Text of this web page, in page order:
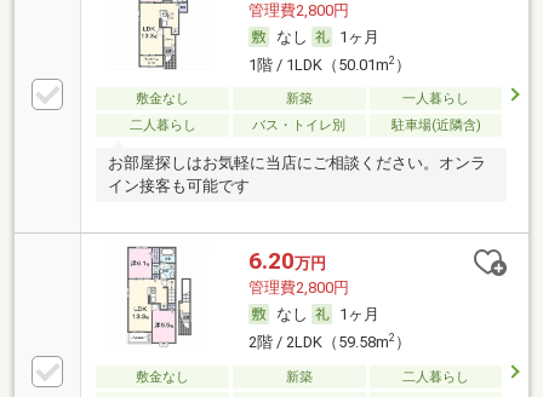
管理費2,800円
なし
1ヶ月
1階 / 1LDK（50.01m2）
敷金なし 新築
一人暮らし
二人暮らし
バス・トイレ別 駐車場(近隣含)
お部屋探しはお気軽に当店にご相談ください。オンラ
イン接客も可能です
6.20万円
管理費2,800円
なし
1ヶ月
2階 / 2LDK（59.58m2）
敷金なし 新築
二人暮らし